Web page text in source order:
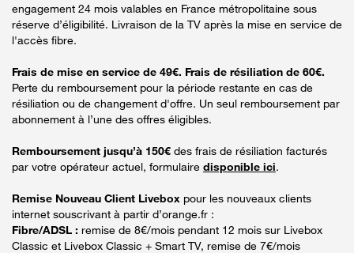
engagement 24 mois valables en France métropolitaine sous
réserve d’éligibilité. Livraison de la TV après la mise en service de
l'accès fibre.
Frais de mise en service de 49€. Frais de résiliation de 60€.
Perte du remboursement pour la période restante en cas de
résiliation ou de changement d'offre. Un seul remboursement par
abonnement à l’une des offres éligibles.
Remboursement jusqu’à 150€ des frais de résiliation facturés
par votre opérateur actuel, formulaire disponible ici.
Remise Nouveau Client Livebox pour les nouveaux clients
internet souscrivant à partir d’orange.fr :
Fibre/ADSL : remise de 8€/mois pendant 12 mois sur Livebox
Classic et Livebox Classic + Smart TV, remise de 7€/mois